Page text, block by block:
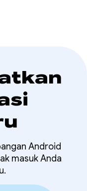
Android
masuk Anda